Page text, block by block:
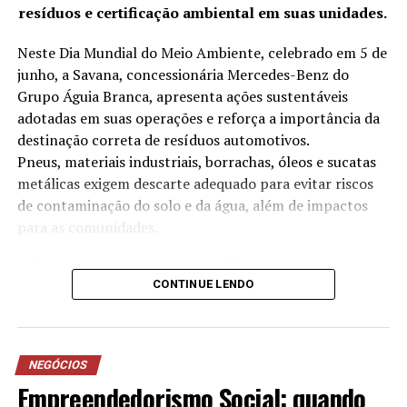
aprimoramento profissional, tornando-se barman
sommelier. Mesmo enfrentando dificuldades financeiras,
não desistiu de seus objetivos, chegando ao ponto de
dormir em uma praça no centro de São Paulo para
concluir seu curso.
resíduos e certificação ambiental em suas unidades.
Neste Dia Mundial do Meio Ambiente, celebrado em 5 de
junho, a Savana, concessionária Mercedes-Benz do
Grupo Águia Branca, apresenta ações sustentáveis
adotadas em suas operações e reforça a importância da
destinação correta de resíduos automotivos.
Pneus, materiais industriais, borrachas, óleos e sucatas
metálicas exigem descarte adequado para evitar riscos
de contaminação do solo e da água, além de impactos
para as comunidades.
A Savana, por meio das suas 14 filiais, desenvolve
anualmente iniciativas voltadas à redução no consumo
energética e projetos sociais. As práticas adotadas
contribuíram, inclusive, para a conquista da certificação
ISO 14001, norma internacional de gestão ambiental
conquistada pela empresa desde 2023.
CONTINUE LENDO
NEGÓCIOS
Empreendedorismo Social: quando